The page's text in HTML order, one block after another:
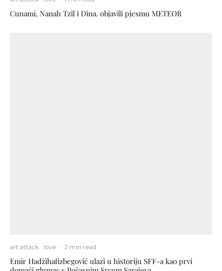
Cunami, Nanah Tzil i Dina. objavili pjesmu METEOR
art attack love · 2 min read
Emir Hadžihafizbegović ulazi u historiju SFF-a kao prvi